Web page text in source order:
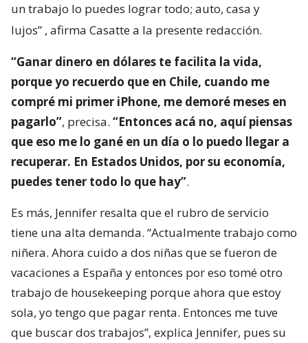
un trabajo lo puedes lograr todo; auto, casa y
lujos” , afirma Casatte a la presente redacción.
“Ganar dinero en dólares te facilita la vida,
porque yo recuerdo que en Chile, cuando me
compré mi primer iPhone, me demoré meses en
pagarlo”, precisa. “Entonces acá no, aquí piensas
que eso me lo gané en un día o lo puedo llegar a
recuperar. En Estados Unidos, por su economía,
puedes tener todo lo que hay”.
Es más, Jennifer resalta que el rubro de servicio
tiene una alta demanda. “Actualmente trabajo como
niñera. Ahora cuido a dos niñas que se fueron de
vacaciones a España y entonces por eso tomé otro
trabajo de housekeeping porque ahora que estoy
sola, yo tengo que pagar renta. Entonces me tuve
que buscar dos trabajos”, explica Jennifer, pues su